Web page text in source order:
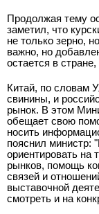
Продолжая тему
заметил, что
не только зерно,
важно, но
остается в
Китай, по словам
свинины, и
рынок. В этом
обещает свою
носить
пояснил министр:
ориентировать на
рынков, помощь
связей и
выставочной
смотреть и на